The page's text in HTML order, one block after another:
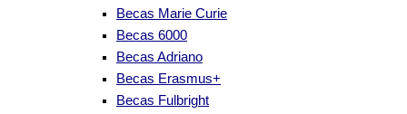
Becas Marie Curie
Becas 6000
Becas Adriano
Becas Erasmus+
Becas Fulbright